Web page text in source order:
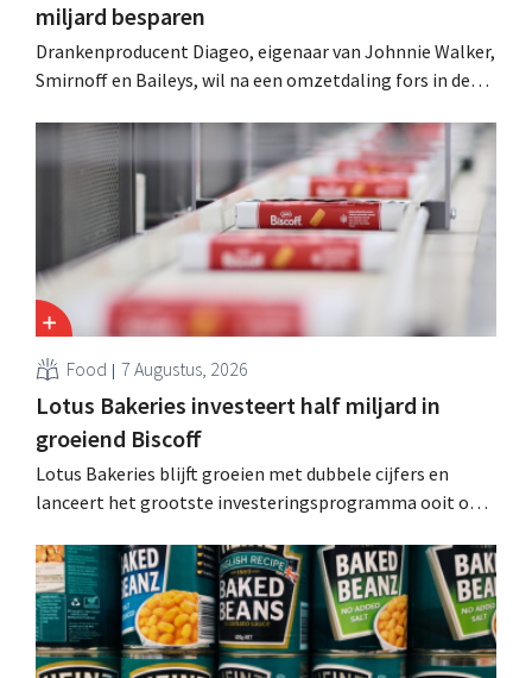
miljard besparen
Drankenproducent Diageo, eigenaar van Johnnie Walker,
Smirnoff en Baileys, wil na een omzetdaling fors in de
andere Guiness en voorgemixte cocktails.
Food 7 Augustus, 2026
Lotus Bakeries investeert half miljard in
groeiend Biscoff
Lotus Bakeries blijft groeien met dubbele cijfers en
lanceert het grootste investeringsprogramma ooit om
moeten dit momentum grijpen”.